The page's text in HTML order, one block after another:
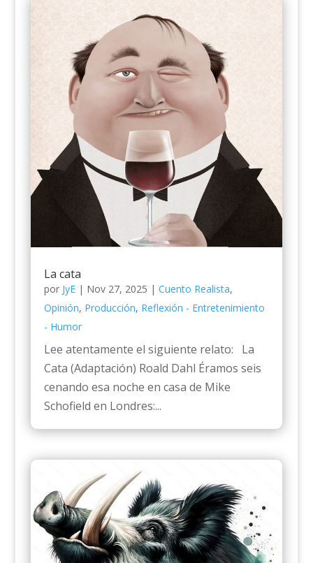
La cata
por JyE| Nov 27, 2025 | Cuento Realista,
Opinión, Producción, Reflexión - Entretenimiento
- Humor
Lee atentamente el siguiente relato: La
Cata (Adaptación) Roald Dahl Éramos seis
cenando esa noche en casa de Mike
Schofield en Londres:...